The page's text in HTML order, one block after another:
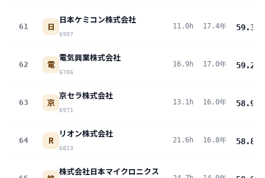
61 日
日本ケミコン株式会社
6997
11.0h 17.4年 59.3
62 電
電気興業株式会社
6706
16.9h 17.0年 59.2
63 京
京セラ株式会社
6971
13.1h 16.0年 58.9
64 R
リオン株式会社
6823
21.6h 16.8年 58.8
株式会社日本マイクロニクス